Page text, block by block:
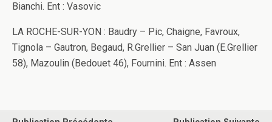
Bianchi. Ent : Vasovic
LA ROCHE-SUR-YON : Baudry – Pic, Chaigne, Favroux,
Tignola – Gautron, Begaud, R.Grellier – San Juan (E.Grellier
58), Mazoulin (Bedouet 46), Fournini. Ent : Assen